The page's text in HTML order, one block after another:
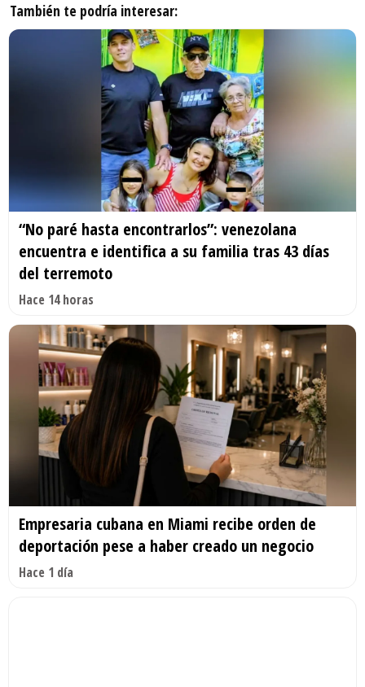
También te podría interesar:
“No paré hasta encontrarlos”: venezolana
encuentra e identifica a su familia tras 43 días
del terremoto
Hace 14 horas
Empresaria cubana en Miami recibe orden de
deportación pese a haber creado un negocio
Hace 1 día